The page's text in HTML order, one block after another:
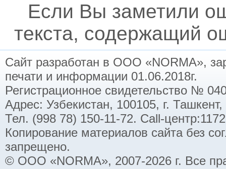
Если Вы заметили
текста, содержащий
Сайт разработан в ООО «NORMA»,
печати и информации 01.06.2018г.
Регистрационное свидетельство №
Адрес: Узбекистан, 100105, г.
Тел. (998 78) 150-11-72. Call-
Копирование материалов сайта без
запрещено.
© ООО «NORMA», 2007-2026 г. Все